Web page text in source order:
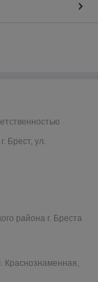
Брест, ул.
района г. Бреста
Краснознаменная,